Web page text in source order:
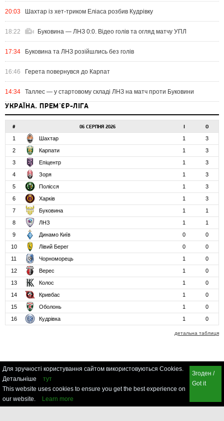
20:03 Шахтар із хет-триком Еліаса розбив Кудрівку
18:22 Буковина — ЛНЗ 0:0. Відео голів та огляд матчу УПЛ
17:34 Буковина та ЛНЗ розійшлись без голів
16:46 Герета повернувся до Карпат
14:34 Таллес — у стартовому складі ЛНЗ на матч проти Буковини
УКРАЇНА. ПРЕМ'ЄР-ЛІГА
# 06 СЕРПНЯ 2026 О
1 Шахтар 1
3
2
Карпати 1
3
3
Епіцентр 1
3
4
Зоря 1
3
5
Полісся 1
3
6
Харків 1
3
7
Буковина 1
1
8
ЛНЗ 1
1
9
Динамо Київ 0
0
10
Лівий Берег 0
0
11
Чорноморець 1
0
12
Верес 1
0
13
Колос 1
0
14
Кривбас 1
0
15
Оболонь 1
0
16
Кудрівка 1 0
детальна таблиця
Для зручності користування сайтом використовуються Cookies.
Детальніше
тут
This website uses cookies to ensure you get the best experience on
our website.
Learn more
Згоден /
Got it